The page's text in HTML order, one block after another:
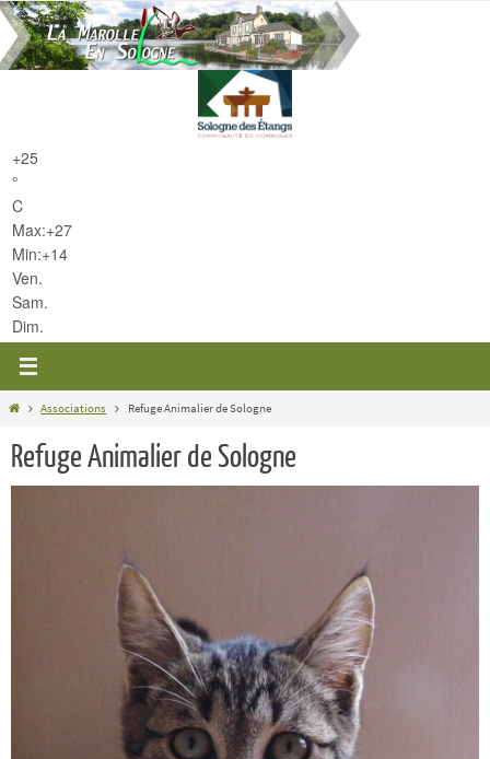
Passer
vers
le
+25
°
C
Max:+27
Min:+14
Ven.
Sam.
Dim.
HomeAssociations Refuge Animalier de Sologne
Refuge Animalier de Sologne